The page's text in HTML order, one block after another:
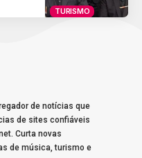
TURISMO
de notícias que
de sites confiáveis
Curta novas
de música, turismo e